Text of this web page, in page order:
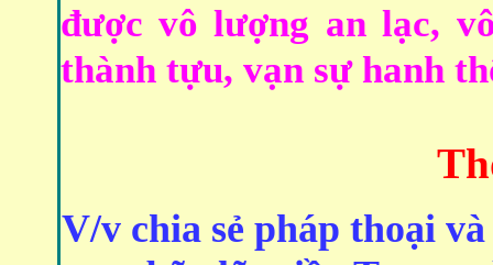
được vô lượng an lạc,
thành tựu, vạn sự hanh
V/v chia sẻ pháp thoại